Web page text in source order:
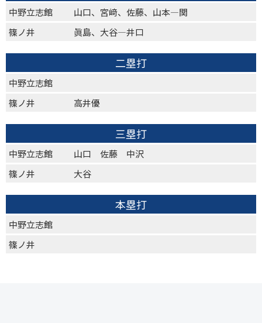
中野立志館
山口、宮﨑、佐藤、山本―関
篠ノ井
眞島、大谷―井口
二塁打
中野立志館
篠ノ井
高井優
三塁打
中野立志館
山口 佐藤 中沢
篠ノ井
大谷
本塁打
中野立志館
篠ノ井